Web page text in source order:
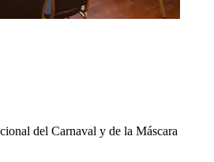
del Carnaval y de la Máscara